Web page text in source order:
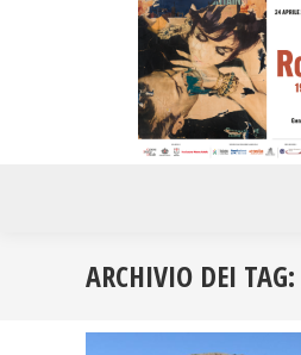
ARCHIVIO DEI TAG: